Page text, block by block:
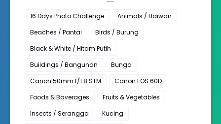
16 Days Photo Challenge
Animals / Haiwan
Beaches / Pantai
Birds / Burung
Black & White / Hitam Putih
Buildings / Bangunan
Bunga
Canon 50mm f/1.8 STM
Canon EOS 60D
Foods & Baverages
Fruits & Vegetables
Insects / Serangga
Kucing